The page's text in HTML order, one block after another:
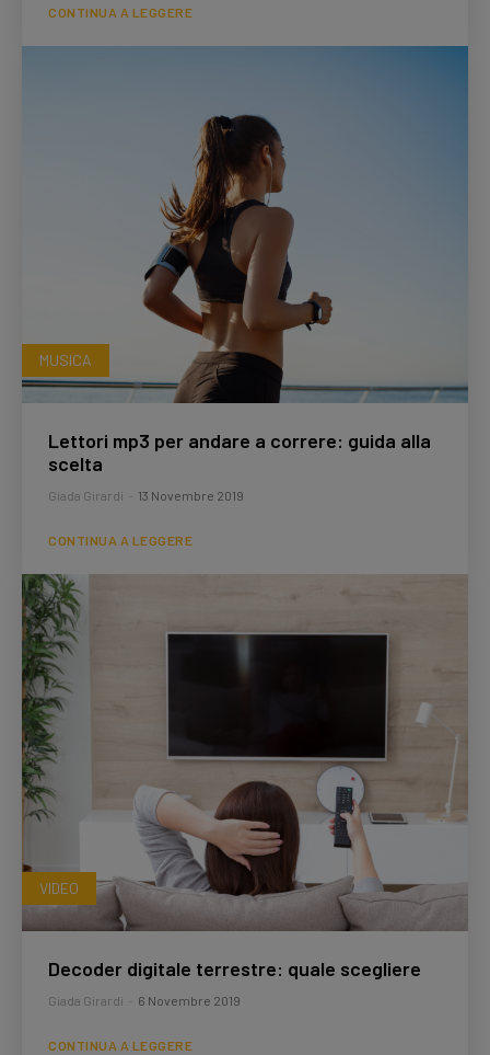
CONTINUA A LEGGERE
MUSICA
Lettori mp3 per andare a correre: guida alla
scelta
Giada Girardi 13 Novembre 2019
CONTINUA A LEGGERE
VIDEO
Decoder digitale terrestre: quale scegliere
Giada Girardi 6 Novembre 2019
CONTINUA A LEGGERE